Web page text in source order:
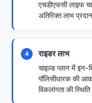
एचडीएफसी लाइफ
अतिरिक्त लाभ
4 राइडर लाभ
चाइल्ड प्लान में इन-
पॉलिसीधारक की
विकलांगता की